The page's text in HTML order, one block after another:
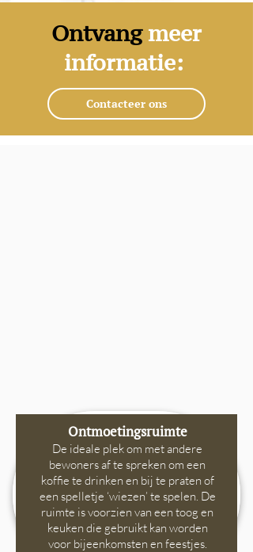
Ontvangmeer
informatie:
Contacteer ons
Ontmoetingsruimte
De ideale plek om met andere
bewoners af te spreken om een
koffie te drinken en bij te praten of
een spelletje ‘wiezen’ te spelen. De
ruimte is voorzien van een toog en
keuken die gebruikt kan worden
voor bijeenkomsten en feestjes.